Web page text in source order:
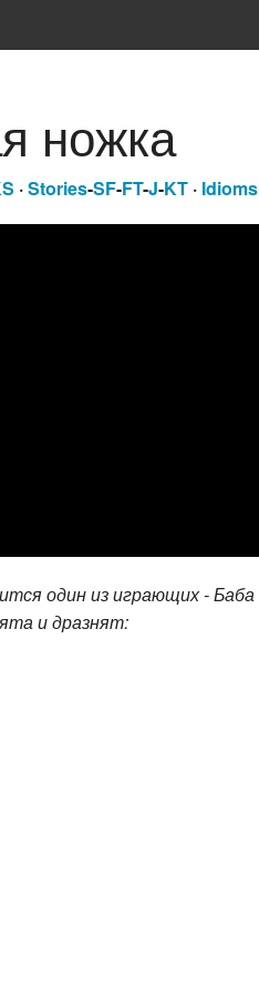
ножка
·Stories-SF-FT-J-KT · Idioms
один из играющих - Баба
и дразнят: